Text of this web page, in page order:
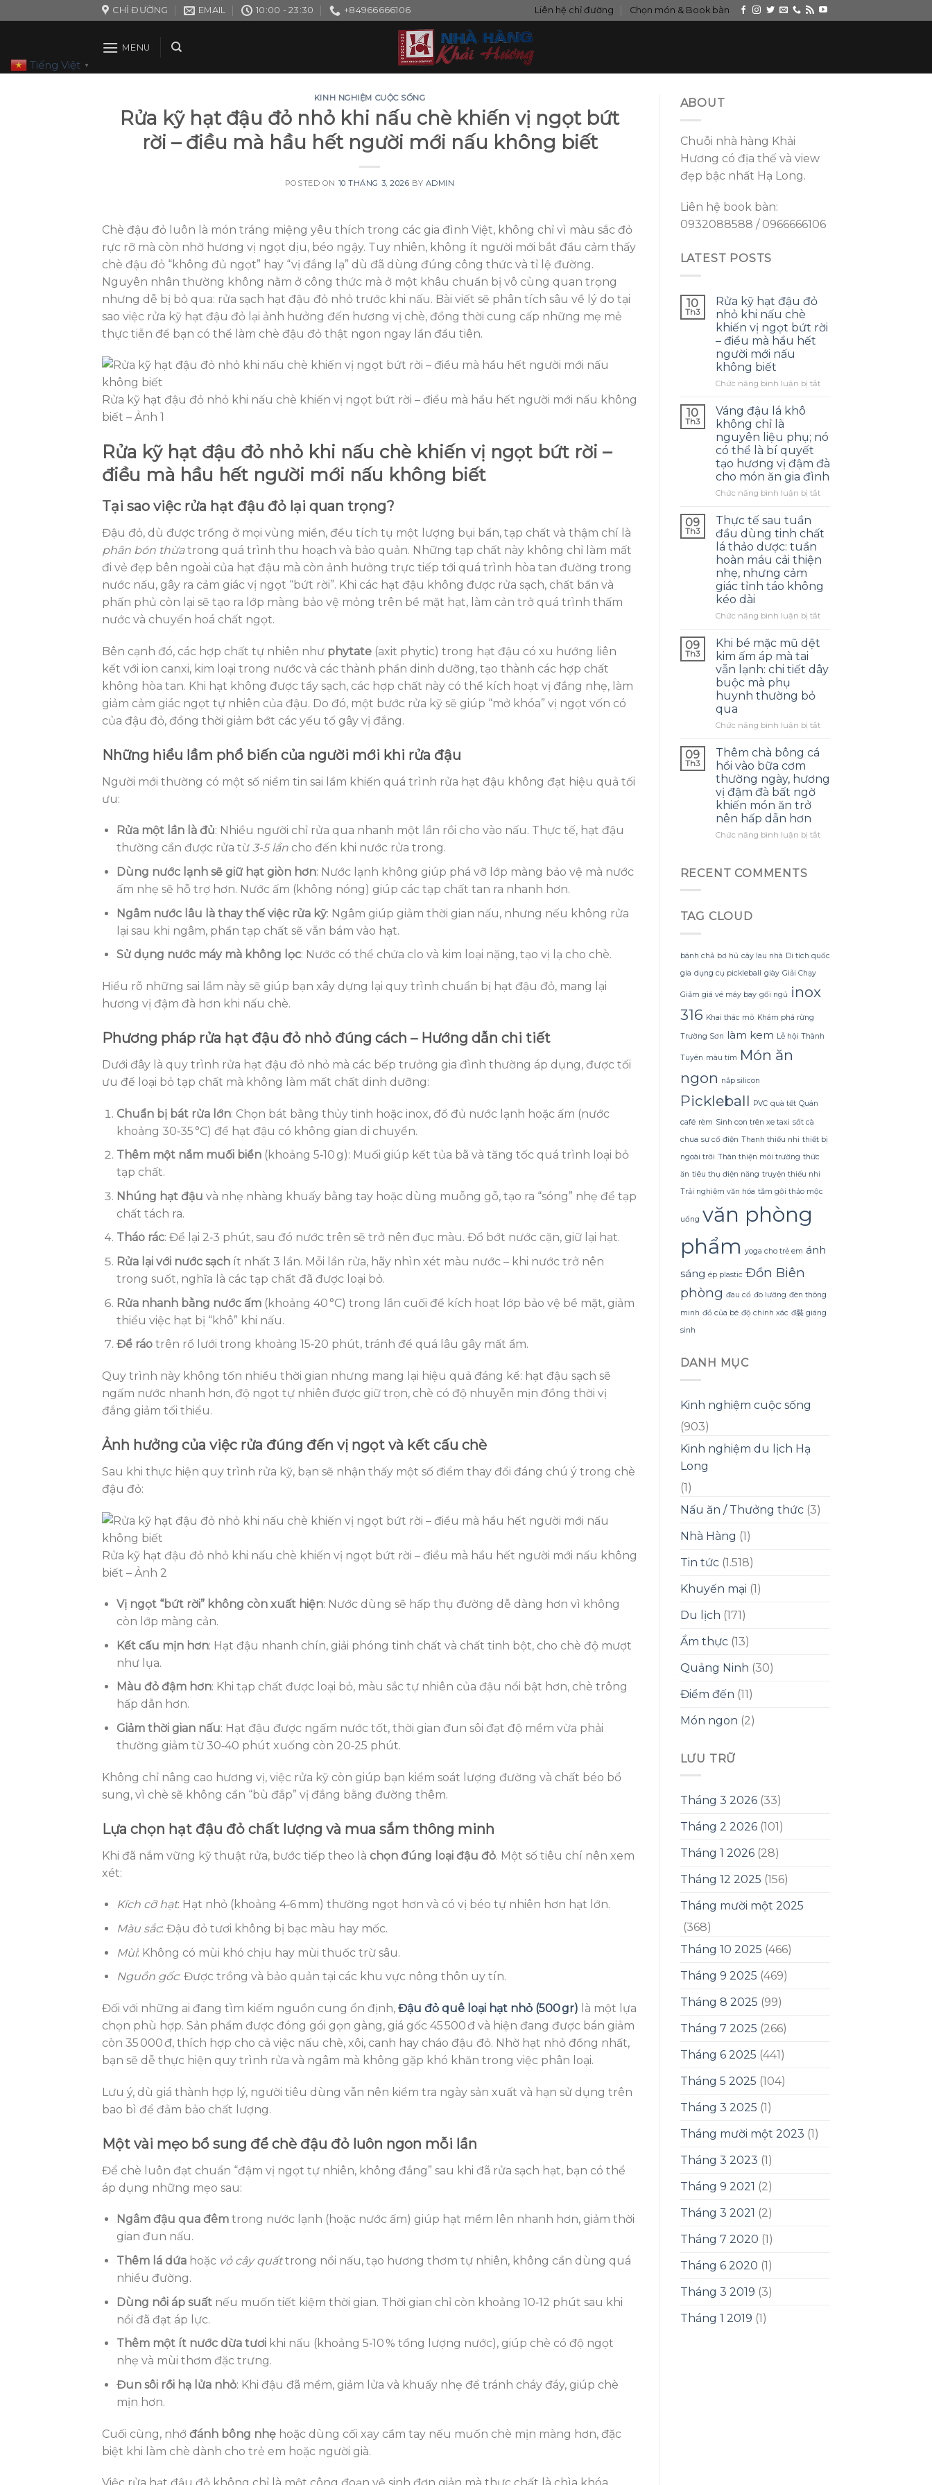
to
CHỈ ĐƯỜNG EMAIL 10:00 - 23:30 +84966666106 Liên hệ chỉ đường Chọn món & Book bàn
MENU
KINH NGHIỆM CUỘC SỐNG
Rửa kỹ hạt đậu đỏ nhỏ khi nấu chè khiến vị ngọt bứt
rời – điều mà hầu hết người mới nấu không biết
POSTED ON 10 THÁNG 3, 2026 BY ADMIN
Chè đậu đỏ luôn là món tráng miệng yêu thích trong các gia đình Việt, không chỉ vì màu sắc đỏ
rực rỡ mà còn nhờ hương vị ngọt dịu, béo ngậy. Tuy nhiên, không ít người mới bắt đầu cảm thấy
chè đậu đỏ “không đủ ngọt” hay “vị đắng lạ” dù đã dùng đúng công thức và tỉ lệ đường.
Nguyên nhân thường không nằm ở công thức mà ở một khâu chuẩn bị vô cùng quan trọng
nhưng dễ bị bỏ qua: rửa sạch hạt đậu đỏ nhỏ trước khi nấu. Bài viết sẽ phân tích sâu về lý do tại
sao việc rửa kỹ hạt đậu đỏ lại ảnh hưởng đến hương vị chè, đồng thời cung cấp những mẹ mẻ
thực tiễn để bạn có thể làm chè đậu đỏ thật ngon ngay lần đầu tiên.
Rửa kỹ hạt đậu đỏ nhỏ khi nấu chè khiến vị ngọt bứt rời – điều mà hầu hết người mới nấu không
biết – Ảnh 1
Rửa kỹ hạt đậu đỏ nhỏ khi nấu chè khiến vị ngọt bứt rời –
điều mà hầu hết người mới nấu không biết
Tại sao việc rửa hạt đậu đỏ lại quan trọng?
Đậu đỏ, dù được trồng ở mọi vùng miền, đều tích tụ một lượng bụi bẩn, tạp chất và thậm chí là
phân bón thừatrong quá trình thu hoạch và bảo quản. Những tạp chất này không chỉ làm mất
đi vẻ đẹp bên ngoài của hạt đậu mà còn ảnh hưởng trực tiếp tới quá trình hòa tan đường trong
nước nấu, gây ra cảm giác vị ngọt “bứt rời”. Khi các hạt đậu không được rửa sạch, chất bẩn và
phấn phủ còn lại sẽ tạo ra lớp màng bảo vệ mỏng trên bề mặt hạt, làm cản trở quá trình thấm
nước và chuyển hoá chất ngọt.
Bên cạnh đó, các hợp chất tự nhiên như phytate (axit phytic) trong hạt đậu có xu hướng liên
kết với ion canxi, kim loại trong nước và các thành phần dinh dưỡng, tạo thành các hợp chất
không hòa tan. Khi hạt không được tẩy sạch, các hợp chất này có thể kích hoạt vị đắng nhẹ, làm
giảm cảm giác ngọt tự nhiên của đậu. Do đó, một bước rửa kỹ sẽ giúp “mở khóa” vị ngọt vốn có
của đậu đỏ, đồng thời giảm bớt các yếu tố gây vị đắng.
Những hiểu lầm phổ biến của người mới khi rửa đậu
Người mới thường có một số niềm tin sai lầm khiến quá trình rửa hạt đậu không đạt hiệu quả tối
ưu:
Rửa một lần là đủ: Nhiều người chỉ rửa qua nhanh một lần rồi cho vào nấu. Thực tế, hạt đậu
thường cần được rửa từ 3-5 lầncho đến khi nước rửa trong.
Dùng nước lạnh sẽ giữ hạt giòn hơn: Nước lạnh không giúp phá vỡ lớp màng bảo vệ mà nước
ấm nhẹ sẽ hỗ trợ hơn. Nước ấm (không nóng) giúp các tạp chất tan ra nhanh hơn.
Ngâm nước lâu là thay thế việc rửa kỹ: Ngâm giúp giảm thời gian nấu, nhưng nếu không rửa
lại sau khi ngâm, phần tạp chất sẽ vẫn bám vào hạt.
Sử dụng nước máy mà không lọc: Nước có thể chứa clo và kim loại nặng, tạo vị lạ cho chè.
Hiểu rõ những sai lầm này sẽ giúp bạn xây dựng lại quy trình chuẩn bị hạt đậu đỏ, mang lại
hương vị đậm đà hơn khi nấu chè.
Phương pháp rửa hạt đậu đỏ nhỏ đúng cách – Hướng dẫn chi tiết
Dưới đây là quy trình rửa hạt đậu đỏ nhỏ mà các bếp trưởng gia đình thường áp dụng, được tối
ưu để loại bỏ tạp chất mà không làm mất chất dinh dưỡng:
Chuẩn bị bát rửa lớn: Chọn bát bằng thủy tinh hoặc inox, đổ đủ nước lạnh hoặc ấm (nước
khoảng 30‑35 °C) để hạt đậu có không gian di chuyển.
Thêm một nắm muối biển(khoảng 5‑10 g): Muối giúp kết tủa bã và tăng tốc quá trình loại bỏ
tạp chất.
Nhúng hạt đậu và nhẹ nhàng khuấy bằng tay hoặc dùng muỗng gỗ, tạo ra “sóng” nhẹ để tạp
chất tách ra.
Tháo rác: Để lại 2‑3 phút, sau đó nước trên sẽ trở nên đục màu. Đổ bớt nước cặn, giữ lại hạt.
Rửa lại với nước sạchít nhất 3 lần. Mỗi lần rửa, hãy nhìn xét màu nước – khi nước trở nên
trong suốt, nghĩa là các tạp chất đã được loại bỏ.
Rửa nhanh bằng nước ấm(khoảng 40 °C) trong lần cuối để kích hoạt lớp bảo vệ bề mặt, giảm
thiểu việc hạt bị “khô” khi nấu.
Để ráotrên rổ lưới trong khoảng 15‑20 phút, tránh để quá lâu gây mất ẩm.
Quy trình này không tốn nhiều thời gian nhưng mang lại hiệu quả đáng kể: hạt đậu sạch sẽ
ngấm nước nhanh hơn, độ ngọt tự nhiên được giữ trọn, chè có độ nhuyễn mịn đồng thời vị
đắng giảm tối thiểu.
Ảnh hưởng của việc rửa đúng đến vị ngọt và kết cấu chè
Sau khi thực hiện quy trình rửa kỹ, bạn sẽ nhận thấy một số điểm thay đổi đáng chú ý trong chè
đậu đỏ:
Rửa kỹ hạt đậu đỏ nhỏ khi nấu chè khiến vị ngọt bứt rời – điều mà hầu hết người mới nấu không
biết – Ảnh 2
Vị ngọt “bứt rời” không còn xuất hiện: Nước dùng sẽ hấp thụ đường dễ dàng hơn vì không
còn lớp màng cản.
Kết cấu mịn hơn: Hạt đậu nhanh chín, giải phóng tinh chất và chất tinh bột, cho chè độ mượt
như lụa.
Màu đỏ đậm hơn: Khi tạp chất được loại bỏ, màu sắc tự nhiên của đậu nổi bật hơn, chè trông
hấp dẫn hơn.
Giảm thời gian nấu: Hạt đậu được ngấm nước tốt, thời gian đun sôi đạt độ mềm vừa phải
thường giảm từ 30‑40 phút xuống còn 20‑25 phút.
Không chỉ nâng cao hương vị, việc rửa kỹ còn giúp bạn kiểm soát lượng đường và chất béo bổ
sung, vì chè sẽ không cần “bù đắp” vị đắng bằng đường thêm.
Lựa chọn hạt đậu đỏ chất lượng và mua sắm thông minh
Khi đã nắm vững kỹ thuật rửa, bước tiếp theo là chọn đúng loại đậu đỏ. Một số tiêu chí nên xem
xét:
Kích cỡ hạt: Hạt nhỏ (khoảng 4‑6 mm) thường ngọt hơn và có vị béo tự nhiên hơn hạt lớn.
Màu sắc: Đậu đỏ tươi không bị bạc màu hay mốc.
Mùi: Không có mùi khó chịu hay mùi thuốc trừ sâu.
Nguồn gốc: Được trồng và bảo quản tại các khu vực nông thôn uy tín.
Đối với những ai đang tìm kiếm nguồn cung ổn định, Đậu đỏ quê loại hạt nhỏ (500 gr) là một lựa
chọn phù hợp. Sản phẩm được đóng gói gọn gàng, giá gốc 45 500 đ và hiện đang được bán giảm
còn 35 000 đ, thích hợp cho cả việc nấu chè, xôi, canh hay cháo đậu đỏ. Nhờ hạt nhỏ đồng nhất,
bạn sẽ dễ thực hiện quy trình rửa và ngâm mà không gặp khó khăn trong việc phân loại.
Lưu ý, dù giá thành hợp lý, người tiêu dùng vẫn nên kiểm tra ngày sản xuất và hạn sử dụng trên
bao bì để đảm bảo chất lượng.
Một vài mẹo bổ sung để chè đậu đỏ luôn ngon mỗi lần
Để chè luôn đạt chuẩn “đậm vị ngọt tự nhiên, không đắng” sau khi đã rửa sạch hạt, bạn có thể
áp dụng những mẹo sau:
Ngâm đậu qua đêmtrong nước lạnh (hoặc nước ấm) giúp hạt mềm lên nhanh hơn, giảm thời
gian đun nấu.
Thêm lá dứahoặc vỏ cây quấttrong nồi nấu, tạo hương thơm tự nhiên, không cần dùng quá
nhiều đường.
Dùng nồi áp suấtnếu muốn tiết kiệm thời gian. Thời gian chỉ còn khoảng 10‑12 phút sau khi
nồi đã đạt áp lực.
Thêm một ít nước dừa tươikhi nấu (khoảng 5‑10 % tổng lượng nước), giúp chè có độ ngọt
nhẹ và mùi thơm đặc trưng.
Đun sôi rồi hạ lửa nhỏ: Khi đậu đã mềm, giảm lửa và khuấy nhẹ để tránh cháy đáy, giúp chè
mịn hơn.
Cuối cùng, nhớ đánh bông nhẹ hoặc dùng cối xay cầm tay nếu muốn chè mịn màng hơn, đặc
biệt khi làm chè dành cho trẻ em hoặc người già.
ABOUT
Chuỗi nhà hàng Khải
Hương có địa thế và view
đẹp bậc nhất Hạ Long.
Liên hệ book bàn:
0932088588 / 0966666106
LATEST POSTS
10
Th3
Rửa kỹ hạt đậu đỏ
nhỏ khi nấu chè
khiến vị ngọt bứt rời
– điều mà hầu hết
người mới nấu
không biết
Chức năng bình luận bị tắtở
đậu
đỏ
khi
nấu
bứt
–
mà
hầu
người
nấu
biết
10
Th3
Váng đậu lá khô
không chỉ là
nguyên liệu phụ; nó
có thể là bí quyết
tạo hương vị đậm đà
cho món ăn gia đình
Chức năng bình luận bị tắtở
lá
khô
chỉ
nguyên
nó
thể
bí
đậm
ăn
gia
09
Th3
Thực tế sau tuần
đầu dùng tinh chất
lá thảo dược: tuần
hoàn máu cải thiện
nhẹ, nhưng cảm
giác tỉnh táo không
kéo dài
Chức năng bình luận bị tắtở
tế
sau
tuần
đầu
máu
cảm
09
Th3
Khi bé mặc mũ dệt
kim ấm áp mà tai
vẫn lạnh: chi tiết dây
buộc mà phụ
huynh thường bỏ
qua
Chức năng bình luận bị tắtở
dệt
thường
09
Th3
Thêm chà bông cá
hồi vào bữa cơm
thường ngày, hương
vị đậm đà bất ngờ
khiến món ăn trở
nên hấp dẫn hơn
Chức năng bình luận bị tắtở
ngày,
đậm
đà
khiến
RECENT COMMENTS
TAG CLOUD
bánh chả bơ hủ cây lau nhà Di tích quốc
gia dụng cụ pickleball giày Giải Chạy
Giảm giá vé máy bay gối ngủ inox
316 Khai thác mỏ Khám phá rừng
Trường Sơn làm kem Lễ hội Thành
Tuyên màu tím Món ăn
ngon nắp silicon
Pickleball PVC quà tết Quán
café rèm Sinh con trên xe taxi sốt cà
chua sự cố điện Thanh thiếu nhi thiết bị
ngoài trời Thân thiện môi trường thức
ăn tiêu thụ điện năng truyện thiếu nhi
Trải nghiệm văn hóa tắm gội thảo mộc
uống văn phòng
phẩm yoga cho trẻ em ánh
sáng ép plastic Đồn Biên
phòng đau cổ đo lường đèn thông
minh đồ của bé độ chính xác đ裝 giáng
sinh
DANH MỤC
Kinh nghiệm cuộc sống
(903)
Kinh nghiệm du lịch Hạ
Long
(1)
Nấu ăn / Thưởng thức(3)
Nhà Hàng (1)
Tin tức(1.518)
Khuyến mại (1)
Du lịch (171)
Ẩm thực(13)
Quảng Ninh (30)
Điểm đến (11)
Món ngon (2)
LƯU TRỮ
Tháng 3 2026(33)
Tháng 2 2026(101)
Tháng 1 2026(28)
Tháng 12 2025 (156)
Tháng mười một 2025
(368)
Tháng 10 2025 (466)
Tháng 9 2025 (469)
Tháng 8 2025 (99)
Tháng 7 2025 (266)
Tháng 6 2025 (441)
Tháng 5 2025 (104)
Tháng 3 2025 (1)
Tháng mười một 2023 (1)
Tháng 3 2023 (1)
Tháng 9 2021 (2)
Tháng 3 2021 (2)
Tháng 7 2020 (1)
Tháng 6 2020 (1)
Tháng 3 2019 (3)
Tháng 1 2019 (1)
Tiếng Việt ▼